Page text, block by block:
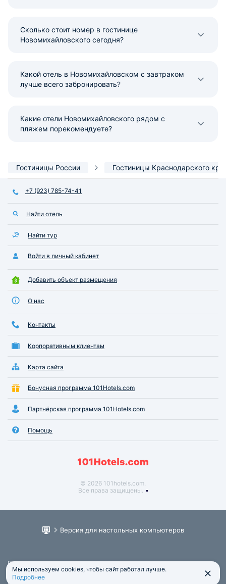
Сколько стоит номер в гостинице
Новомихайловского сегодня?
Какой отель в Новомихайловском с завтраком
лучше всего забронировать?
Какие отели Новомихайловского рядом с
пляжем порекомендуете?
Гостиницы России Гостиницы Краснодарского
+7 (923) 785-74-41
Найти отель
Найти тур
Войти в личный кабинет
Добавить объект размещения
О нас
Контакты
Корпоративным клиентам
Карта сайта
Бонусная программа 101Hotels.com
Партнёрская программа 101Hotels.com
Помощь
© 2026 101hotels.com.
Все права защищены.
Версия для настольных компьютеров
Пользовательское соглашение
Юридическая информация
Политика обработки персональных данных
Мы используем cookies, чтобы сайт работал лучше.
Подробнее